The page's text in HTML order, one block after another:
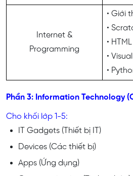
Internet &
Programming
• Giới
•
•
•
•
Phần 3: Information Technology
Cho khối lớp 1-5:
IT Gadgets (Thiết bị IT)
Devices (Các thiết bị)
Apps (Ứng dụng)